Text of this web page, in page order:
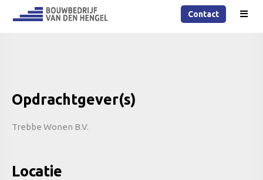
Contact
Opdrachtgever(s)
Trebbe Wonen B.V.
Locatie